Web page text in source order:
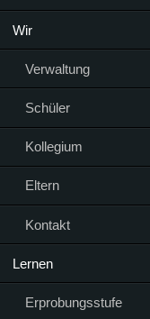
Wir
Verwaltung
Schüler
Kollegium
Eltern
Kontakt
Lernen
Erprobungsstufe